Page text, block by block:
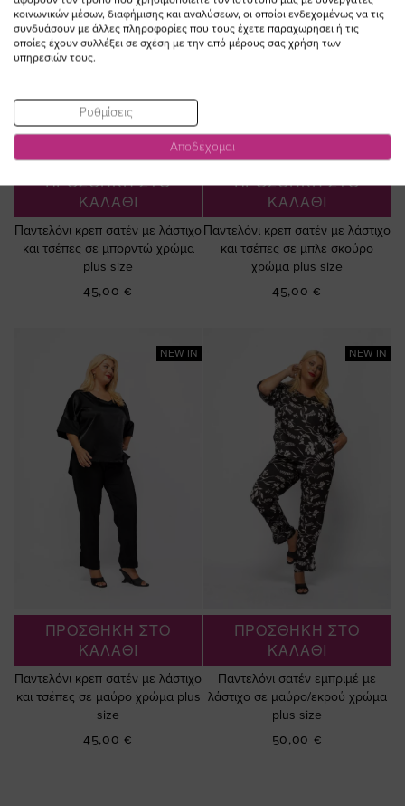
ΠΡΟΣΘΗΚΗ ΣΤΟ
ΚΑΛΑΘΙ
Παντελόνι κρεπ σατέν με λάστιχο
και τσέπες σε μπορντώ χρώμα
plus size
45,00 €
ΠΡΟΣΘΗΚΗ ΣΤΟ
ΚΑΛΑΘΙ
Παντελόνι κρεπ σατέν με λάστιχο
και τσέπες σε μπλε σκούρο
χρώμα plus size
45,00 €
NEW IN
ΠΡΟΣΘΗΚΗ ΣΤΟ
ΚΑΛΑΘΙ
Παντελόνι κρεπ σατέν με λάστιχο
και τσέπες σε μαύρο χρώμα plus
size
45,00 €
NEW IN
ΠΡΟΣΘΗΚΗ ΣΤΟ
ΚΑΛΑΘΙ
Παντελόνι σατέν εμπριμέ με
λάστιχο σε μαύρο/εκρού χρώμα
plus size
50,00 €
κοινωνικών μέσων, διαφήμισης και αναλύσεων, οι οποίοι ενδεχομένως να τις
συνδυάσουν με άλλες πληροφορίες που τους έχετε παραχωρήσει ή τις
οποίες έχουν συλλέξει σε σχέση με την από μέρους σας χρήση των
υπηρεσιών τους.
Ρυθμίσεις
Αποδέχομαι